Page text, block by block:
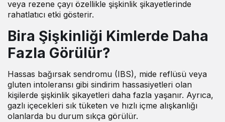
veya rezene çayı özellikle şişkinlik şikayetlerinde
rahatlatıcı etki gösterir.
Bira Şişkinliği Kimlerde Daha
Fazla Görülür?
Hassas bağırsak sendromu (IBS), mide reflüsü veya
gluten intoleransı gibi sindirim hassasiyetleri olan
kişilerde şişkinlik şikayetleri daha fazla yaşanır. Ayrıca,
gazlı içecekleri sık tüketen ve hızlı içme alışkanlığı
olanlarda bu durum sıkça görülür.